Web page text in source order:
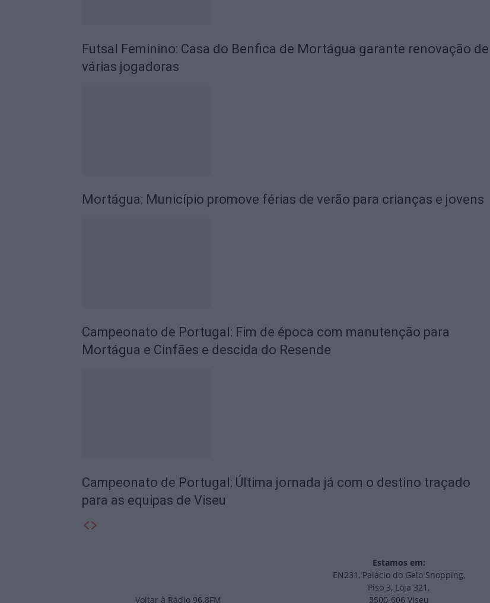
Futsal Feminino: Casa do Benfica de Mortágua garante renovação de
várias jogadoras
Mortágua: Município promove férias de verão para crianças e jovens
Campeonato de Portugal: Fim de época com manutenção para
Mortágua e Cinfães e descida do Resende
Campeonato de Portugal: Última jornada já com o destino traçado
para as equipas de Viseu
Voltar à Rádio 96.8FM
Estamos em:
EN231, Palácio do Gelo Shopping,
Piso 3, Loja 321,
3500-606 Viseu